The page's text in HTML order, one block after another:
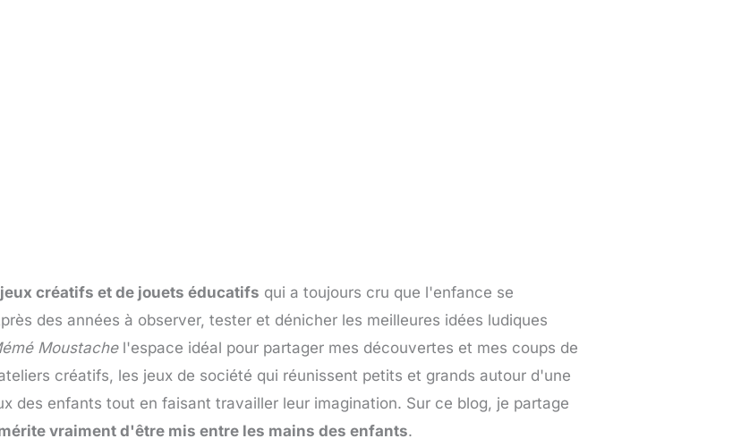
jeux créatifs et de jouets éducatifs qui a toujours cru que l'enfance se
des années à observer, tester et dénicher les meilleures idées ludiques
Moustachel'espace idéal pour partager mes découvertes et mes coups de
créatifs, les jeux de société qui réunissent petits et grands autour d'une
des enfants tout en faisant travailler leur imagination. Sur ce blog, je partage
vraiment d'être mis entre les mains des enfants.